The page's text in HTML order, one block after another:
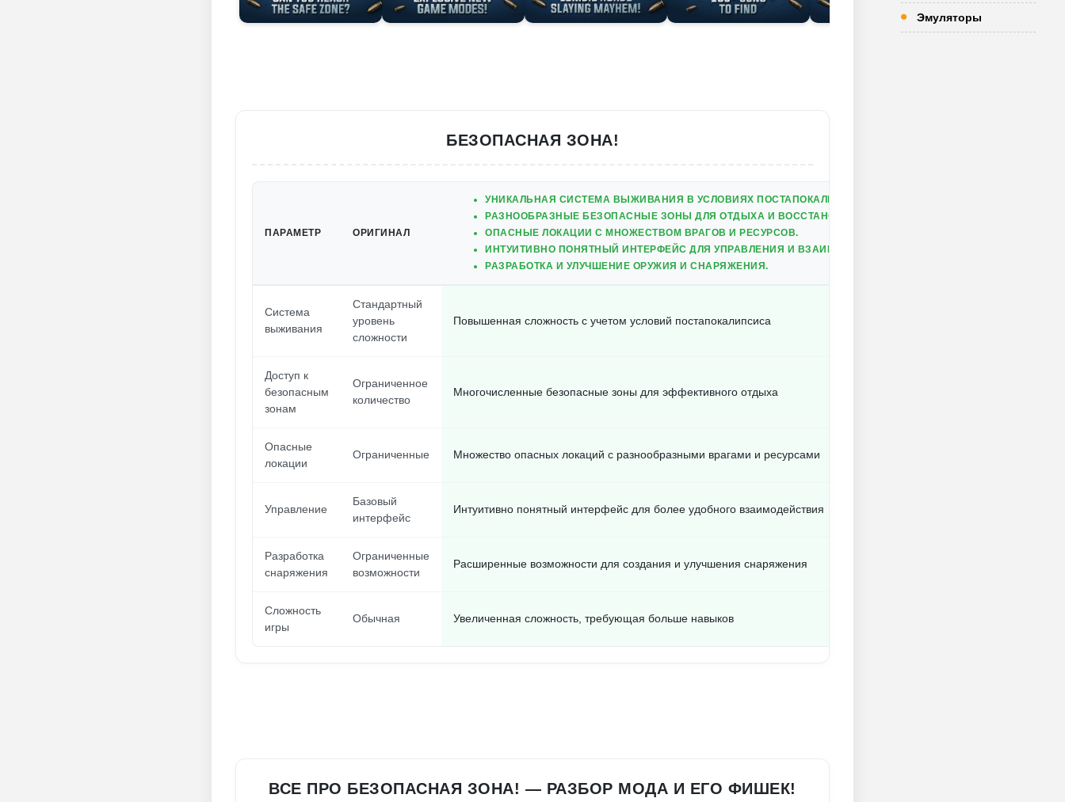
БЕЗОПАСНАЯ ЗОНА!
ПАРАМЕТР ОРИГИНАЛ
УНИКАЛЬНАЯ СИСТЕМА ВЫЖИВАНИЯ В УСЛОВИЯХ ПОСТАПОКАЛИПСИСА.
РАЗНООБРАЗНЫЕ БЕЗОПАСНЫЕ ЗОНЫ ДЛЯ ОТДЫХА И ВОССТАНОВЛЕНИЯ.
ОПАСНЫЕ ЛОКАЦИИ С МНОЖЕСТВОМ ВРАГОВ И РЕСУРСОВ.
ИНТУИТИВНО ПОНЯТНЫЙ ИНТЕРФЕЙС ДЛЯ УПРАВЛЕНИЯ И ВЗАИМОДЕЙСТВИЯ.
РАЗРАБОТКА И УЛУЧШЕНИЕ ОРУЖИЯ И СНАРЯЖЕНИЯ.
Система
выживания
Стандартный
уровень
сложности
Повышенная сложность с учетом условий постапокалипсиса
Доступ к
безопасным
зонам
Ограниченное
количество
Многочисленные безопасные зоны для эффективного отдыха
Опасные
локации
Ограниченные Множество опасных локаций с разнообразными врагами и ресурсами
Управление
Базовый
интерфейс
Интуитивно понятный интерфейс для более удобного взаимодействия
Разработка
снаряжения
Ограниченные
возможности
Расширенные возможности для создания и улучшения снаряжения
Сложность
игры
Обычная Увеличенная сложность, требующая больше навыков
ВСЕ ПРО БЕЗОПАСНАЯ ЗОНА! — РАЗБОР МОДА И ЕГО ФИШЕК!
Эмуляторы